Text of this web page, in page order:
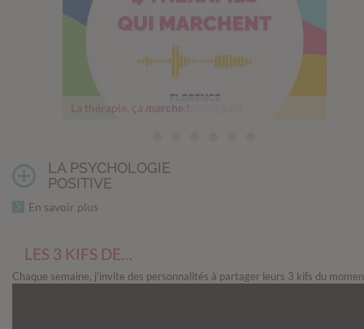
La thérapie, ça marche !
Thérapie, comment franchir le pas
Mesurer son bonheur
Un cerveau en pleine forme
Comment les relations nourrissent notre cerveau
Les 5 objectifs philosophiques du Memento mori
Questions avant un abandon
LA PSYCHOLOGIE
POSITIVE
En savoir plus
LES 3 KIFS DE…
Chaque semaine, j’invite des personnalités à partager leurs 3 kifs du